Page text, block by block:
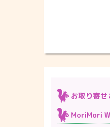
お取り寄せ
MoriMori